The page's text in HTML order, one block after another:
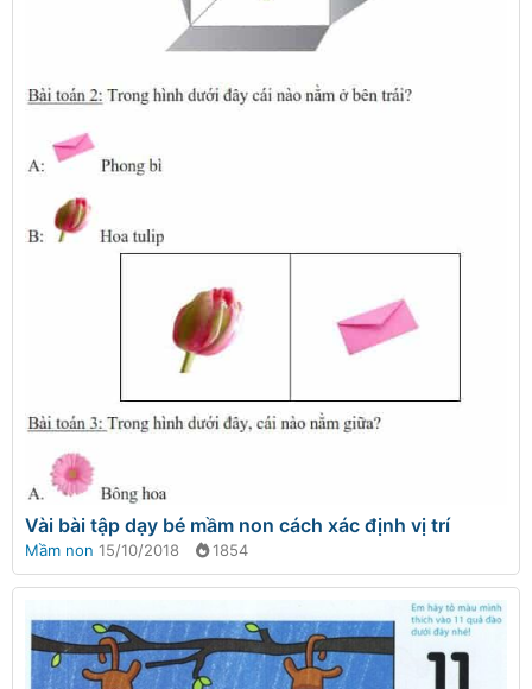
Vài bài tập dạy bé mầm non cách xác định vị trí
Mầm non 15/10/2018 1854